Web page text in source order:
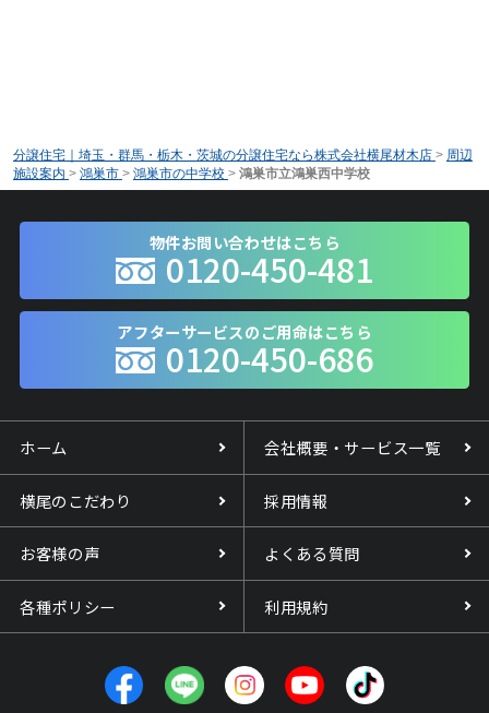
分譲住宅｜埼玉・群馬・栃木・茨城の分譲住宅なら株式会社横尾材木店 > 周辺
施設案内 > 鴻巣市 > 鴻巣市の中学校 > 鴻巣市立鴻巣西中学校
物件お問い合わせはこちら
0120-450-481
アフターサービスのご用命はこちら
0120-450-686
ホーム 会社概要・サービス一覧
横尾のこだわり 採用情報
お客様の声 よくある質問
各種ポリシー 利用規約